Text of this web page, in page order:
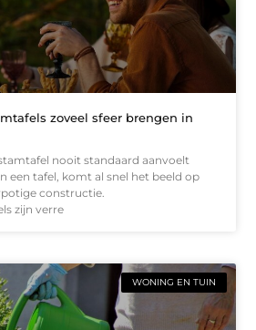
zoveel sfeer brengen in
nooit standaard aanvoelt
een tafel, komt al snel het beeld op
constructie.
zijn verre
WONING EN TUIN